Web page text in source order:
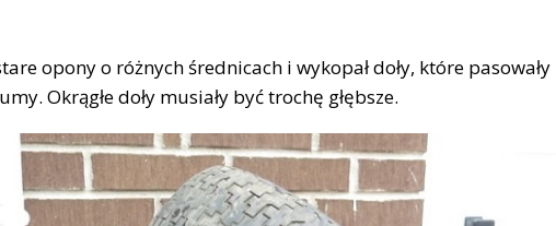
opony o różnych średnicach i wykopał doły, które pasowały
Okrągłe doły musiały być trochę głębsze.